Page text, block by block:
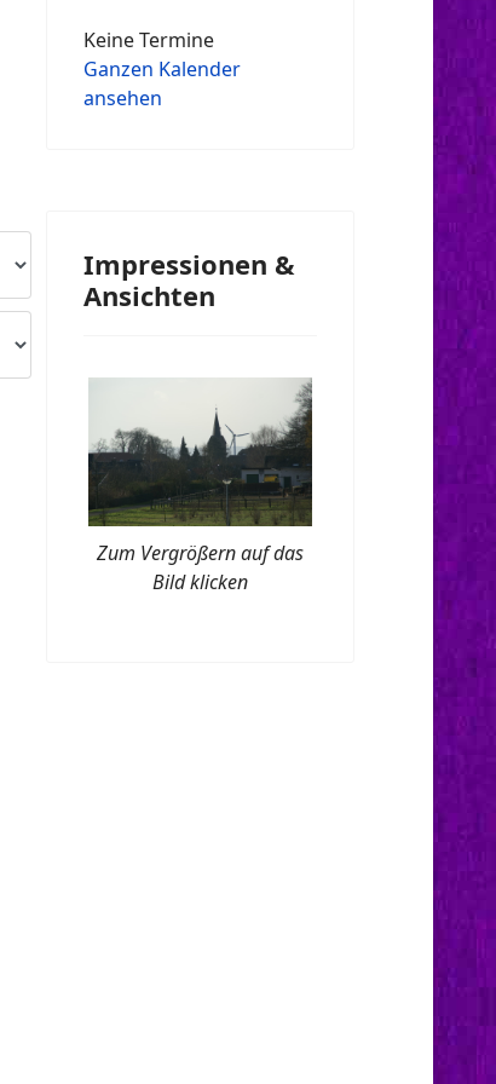
Keine Termine
Ganzen Kalender
ansehen
Impressionen &
Ansichten
Zum Vergrößern auf das
Bild klicken